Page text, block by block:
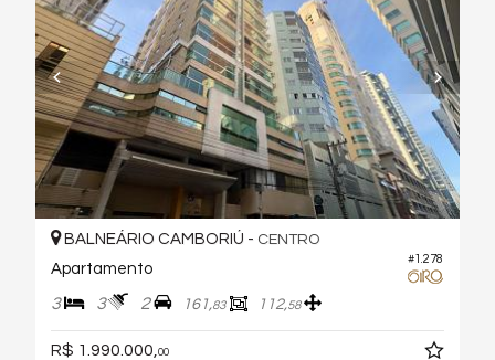
#1.278
BALNEÁRIO CAMBORIÚ - CENTRO
Apartamento
3 3 2 161,83 112,58
R$ 1.990.000, 00